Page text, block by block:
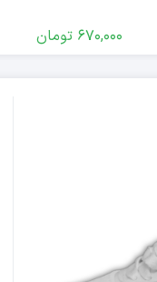
670,000 تومان